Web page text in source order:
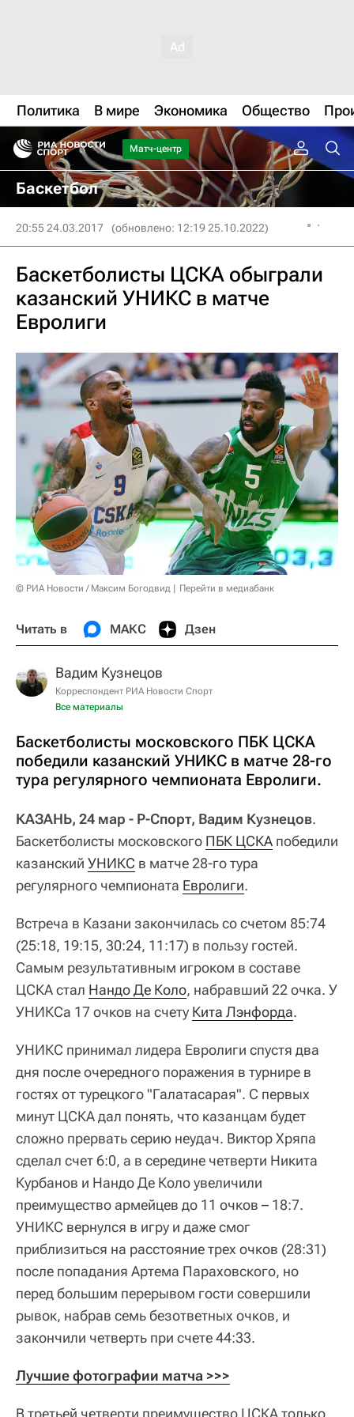
Политика В мире Экономика Общество
Матч-центр
Баскетбол
20:55 24.03.2017 (обновлено: 12:19 25.10.2022)
Баскетболисты ЦСКА обыграли
казанский УНИКС в матче
Евролиги
© РИА Новости / Максим Богодвид Перейти в медиабанк
Читать в МАКС Дзен
Вадим Кузнецов
Корреспондент РИА Новости Спорт
Все материалы
Баскетболисты московского ПБК ЦСКА
победили казанский УНИКС в матче 28-го
тура регулярного чемпионата Евролиги.
КАЗАНЬ, 24 мар - Р-Спорт, Вадим Кузнецов.
Баскетболисты московского ПБК ЦСКА победили
казанский УНИКС в матче 28-го тура
регулярного чемпионата Евролиги.
Встреча в Казани закончилась со счетом 85:74
(25:18, 19:15, 30:24, 11:17) в пользу гостей.
Самым результативным игроком в составе
ЦСКА стал Нандо Де Коло, набравший 22 очка. У
УНИКСа 17 очков на счету Кита Лэнфорда.
УНИКС принимал лидера Евролиги спустя два
дня после очередного поражения в турнире в
гостях от турецкого "Галатасарая". С первых
минут ЦСКА дал понять, что казанцам будет
сложно прервать серию неудач. Виктор Хряпа
сделал счет 6:0, а в середине четверти Никита
Курбанов и Нандо Де Коло увеличили
преимущество армейцев до 11 очков – 18:7.
УНИКС вернулся в игру и даже смог
приблизиться на расстояние трех очков (28:31)
после попадания Артема Параховского, но
перед большим перерывом гости совершили
рывок, набрав семь безответных очков, и
закончили четверть при счете 44:33.
Лучшие фотографии матча >>>
В третьей четверти преимущество ЦСКА только